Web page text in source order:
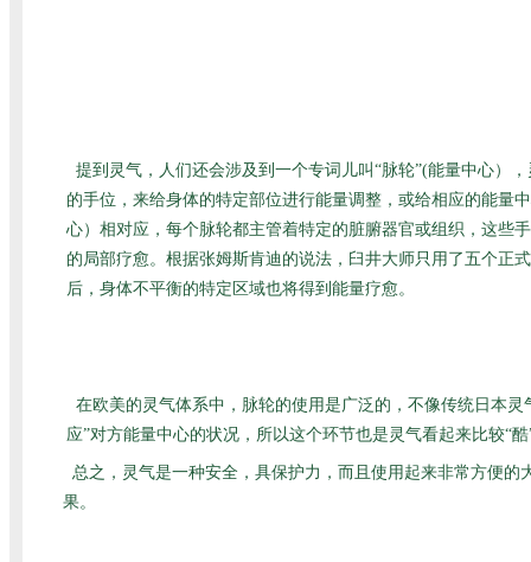
提到灵气，人们还会涉及到一个专词儿叫“脉轮”(能量中心）
的手位，来给身体的特定部位进行能量调整，或给相应的能量
心）相对应，每个脉轮都主管着特定的脏腑器官或组织，这些
的局部疗愈。根据张姆斯肯迪的说法，臼井大师只用了五个正
后，身体不平衡的特定区域也将得到能量疗愈。
在欧美的灵气体系中，脉轮的使用是广泛的，不像传统日本
应”对方能量中心的状况，所以这个环节也是灵气看起来比较“
总之，灵气是一种安全，具保护力，而且使用起来非常方便
果。